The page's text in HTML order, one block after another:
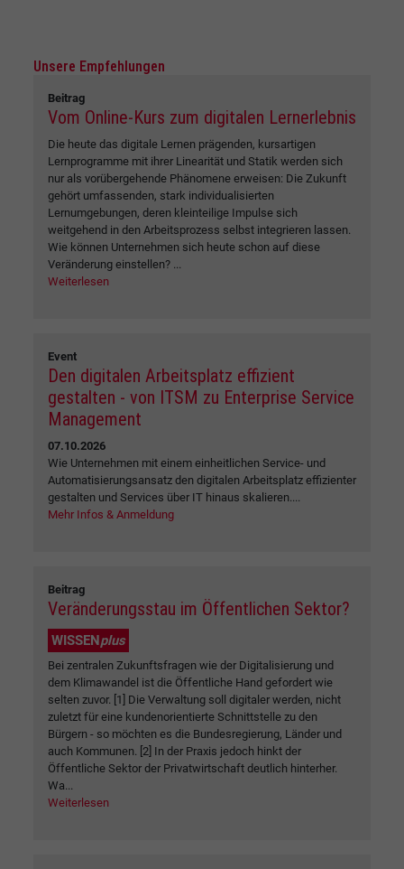
Unsere Empfehlungen
Beitrag
Vom Online-Kurs zum digitalen Lernerlebnis
Die heute das digitale Lernen prägenden, kursartigen
Lernprogramme mit ihrer Linearität und Statik werden sich
nur als vorübergehende Phänomene erweisen: Die Zukunft
gehört umfassenden, stark individualisierten
Lernumgebungen, deren kleinteilige Impulse sich
weitgehend in den Arbeitsprozess selbst integrieren lassen.
Wie können Unternehmen sich heute schon auf diese
Veränderung einstellen? ...
Weiterlesen
Event
Den digitalen Arbeitsplatz effizient
gestalten - von ITSM zu Enterprise Service
Management
07.10.2026
Wie Unternehmen mit einem einheitlichen Service- und
Automatisierungsansatz den digitalen Arbeitsplatz effizienter
gestalten und Services über IT hinaus skalieren....
Mehr Infos & Anmeldung
Beitrag
Veränderungsstau im Öffentlichen Sektor?
WISSENplus
Bei zentralen Zukunftsfragen wie der Digitalisierung und
dem Klimawandel ist die Öffentliche Hand gefordert wie
selten zuvor. [1] Die Verwaltung soll digitaler werden, nicht
zuletzt für eine kundenorientierte Schnittstelle zu den
Bürgern - so möchten es die Bundesregierung, Länder und
auch Kommunen. [2] In der Praxis jedoch hinkt der
Öffentliche Sektor der Privatwirtschaft deutlich hinterher.
Wa...
Weiterlesen